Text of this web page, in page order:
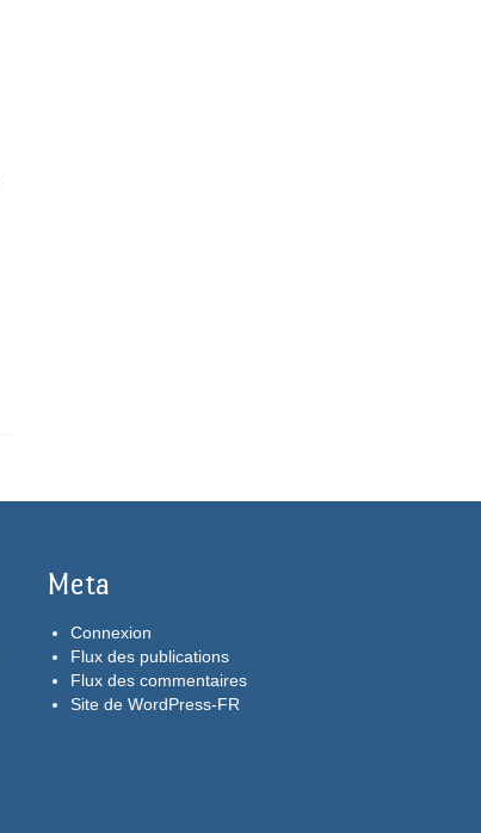
Meta
Connexion
Flux des publications
Flux des commentaires
Site de WordPress-FR